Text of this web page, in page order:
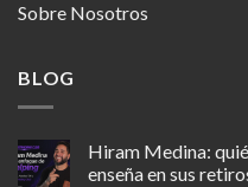
Sobre Nosotros
BLOG
Hiram Medina:
enseña en sus